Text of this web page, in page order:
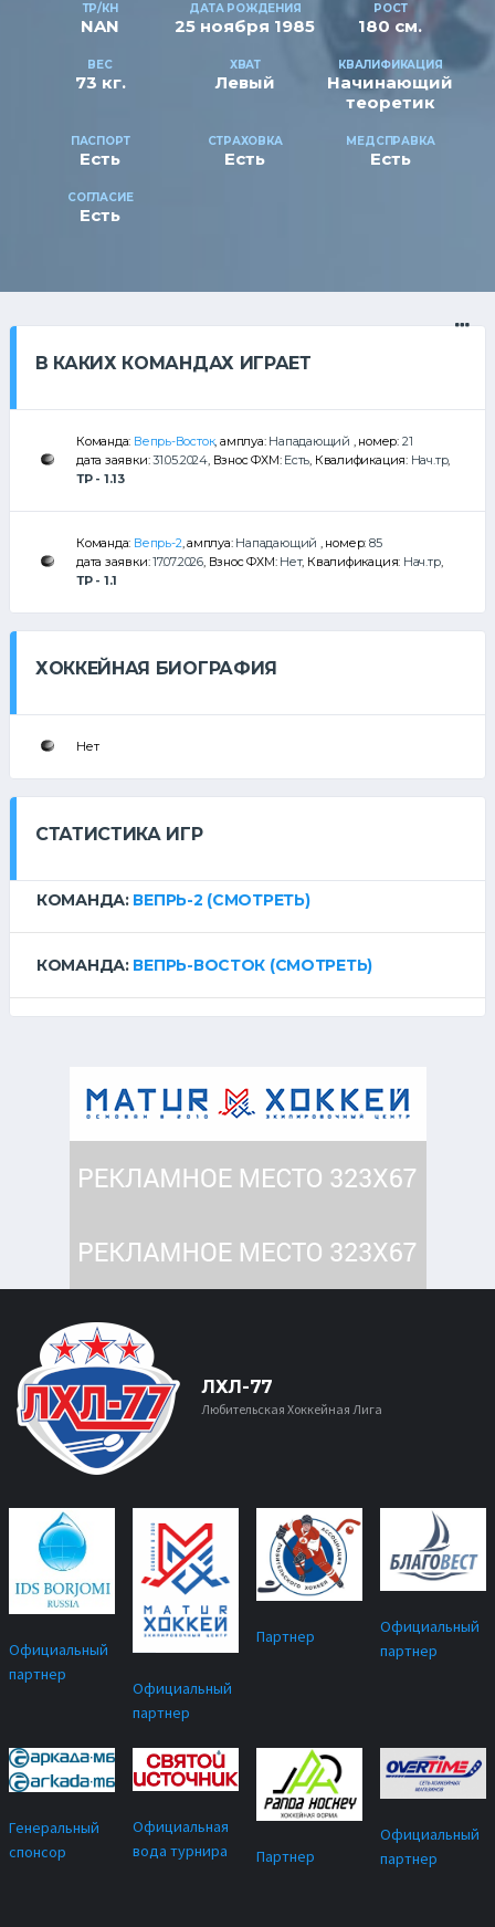
ТР/КН
NAN
ДАТА РОЖДЕНИЯ
25 ноября 1985
РОСТ
180 см.
ВЕС
73 кг.
ХВАТ
Левый
КВАЛИФИКАЦИЯ
Начинающий
теоретик
ПАСПОРТ
Есть
СТРАХОВКА
Есть
МЕДСПРАВКА
Есть
СОГЛАСИЕ
Есть
В КАКИХ КОМАНДАХ ИГРАЕТ
Команда: Вепрь-Восток, амплуа: Нападающий , номер: 21
дата заявки:31.05.2024, Взнос ФХМ: Есть, Квалификация: Нач.тр,
ТР - 1.13
Команда: Вепрь-2, амплуа: Нападающий , номер: 85
дата заявки:17.07.2026, Взнос ФХМ: Нет, Квалификация: Нач.тр,
ТР - 1.1
ХОККЕЙНАЯ БИОГРАФИЯ
Нет
СТАТИСТИКА ИГР
КОМАНДА: ВЕПРЬ-2 (СМОТРЕТЬ)
КОМАНДА: ВЕПРЬ-ВОСТОК (СМОТРЕТЬ)
ЛХЛ-77
Любительская Хоккейная Лига
Официальный
партнер
Официальный
партнер
Партнер
Официальный
партнер
Генеральный
спонсор
Официальная
вода турнира
Партнер
Официальный
партнер